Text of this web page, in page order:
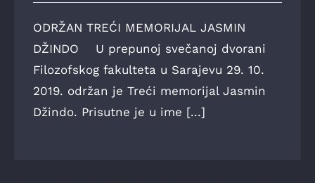
ODRŽAN TREĆI MEMORIJAL JASMIN
DŽINDO U prepunoj svečanoj dvorani
Filozofskog fakulteta u Sarajevu 29. 10.
2019. održan je Treći memorijal Jasmin
Džindo. Prisutne je u ime [...]